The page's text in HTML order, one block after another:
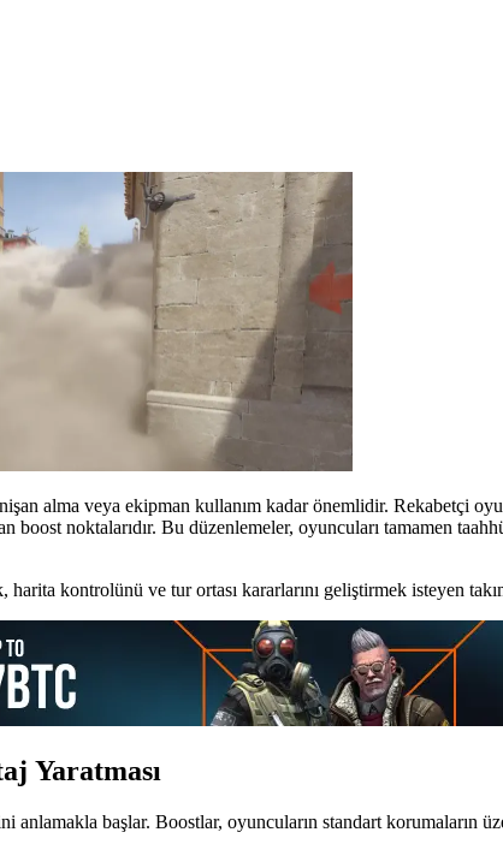
alma veya ekipman kullanım kadar önemlidir. Rekabetçi
boost noktalarıdır. Bu düzenlemeler, oyuncuları tamamen
harita kontrolünü ve tur ortası kararlarını geliştirmek isteyen
Yaratması
anlamakla başlar. Boostlar, oyuncuların standart korumaların